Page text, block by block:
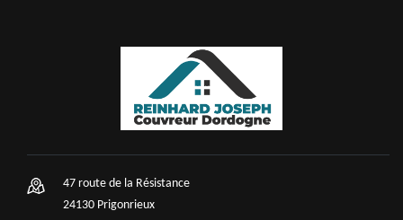
47 route de la Résistance
24130 Prigonrieux